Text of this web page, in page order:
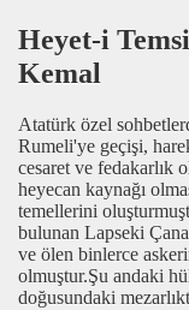
Heyet-i
Kemal
Atatürk özel
Rumeli'ye geçişi,
cesaret ve fedakarlık
heyecan kaynağı
temellerini
bulunan Lapseki
ve ölen binlerce
olmuştur.Şu andaki
doğusundaki